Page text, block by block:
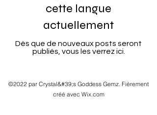
cette langue
actuellement
Dès que de nouveaux posts seront
publiés, vous les verrez ici.
©2022 par Crystal&#39;s Goddess Gemz. Fièrement
créé avec Wix.com